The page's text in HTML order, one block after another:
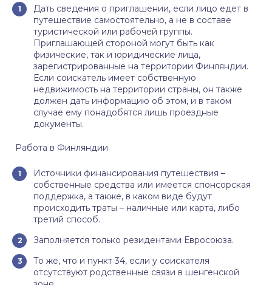
Дать сведения о приглашении, если лицо едет в
путешествие самостоятельно, а не в составе
туристической или рабочей группы.
Приглашающей стороной могут быть как
физические, так и юридические лица,
зарегистрированные на территории Финляндии.
Если соискатель имеет собственную
недвижимость на территории страны, он также
должен дать информацию об этом, и в таком
случае ему понадобятся лишь проездные
документы.
Работа в Финляндии
Источники финансирования путешествия –
собственные средства или имеется спонсорская
поддержка, а также, в каком виде будут
происходить траты – наличные или карта, либо
третий способ.
Заполняется только резидентами Евросоюза.
То же, что и пункт 34, если у соискателя
отсутствуют родственные связи в шенгенской